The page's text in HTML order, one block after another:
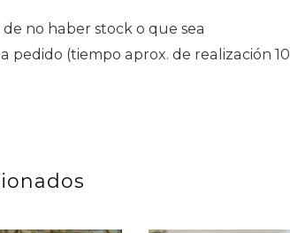
no haber stock o que sea
pedido (tiempo aprox. de realización 10